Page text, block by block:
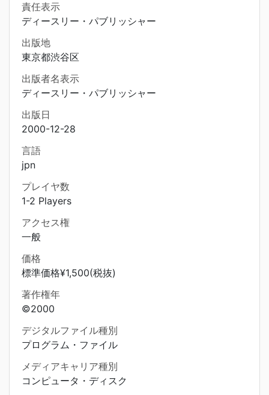
責任表示
ディースリー・パブリッシャー
出版地
東京都渋谷区
出版者名表示
ディースリー・パブリッシャー
出版日
2000-12-28
言語
jpn
プレイヤ数
1-2 Players
アクセス権
一般
価格
標準価格¥1,500(税抜)
著作権年
©2000
デジタルファイル種別
プログラム・ファイル
メディアキャリア種別
コンピュータ・ディスク